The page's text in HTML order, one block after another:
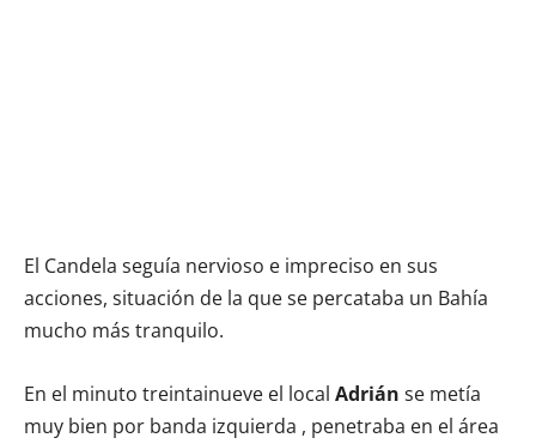
El Candela seguía nervioso e impreciso en sus
acciones, situación de la que se percataba un Bahía
mucho más tranquilo.
En el minuto treintainueve el local Adrián se metía
muy bien por banda izquierda , penetraba en el área